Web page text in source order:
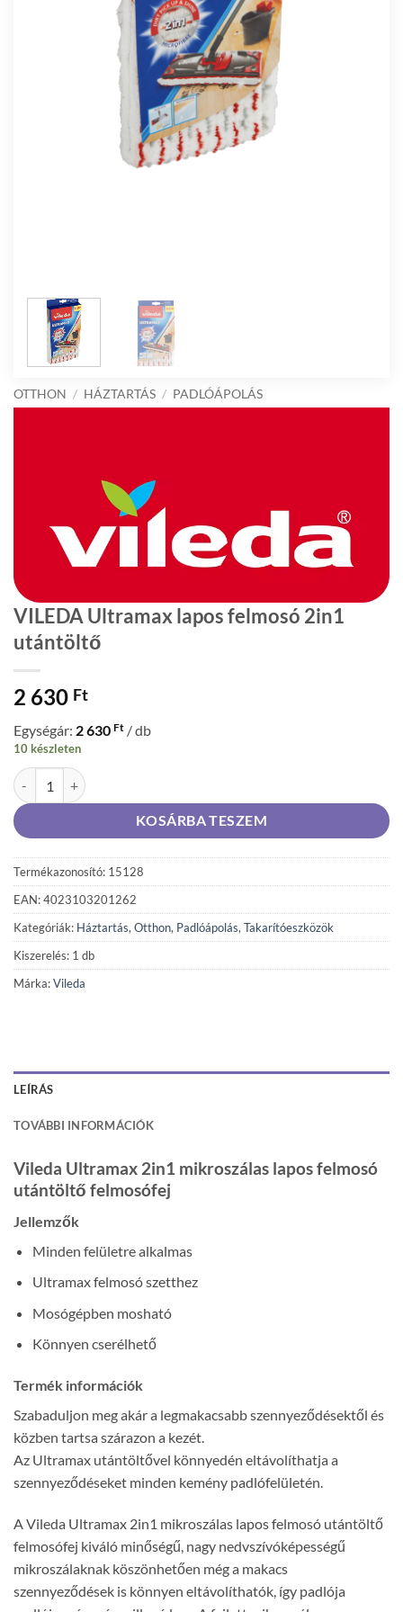
OTTHON / HÁZTARTÁS / PADLÓÁPOLÁS
VILEDA Ultramax lapos felmosó 2in1
utántöltő
2 630 Ft
Egységár: 2 630 Ft / db
10 készleten
VILEDA Ultramax lapos felmosó 2in1 utántöltő mennyiség
KOSÁRBA TESZEM
Termékazonosító: 15128
EAN: 4023103201262
Kategóriák: Háztartás, Otthon, Padlóápolás, Takarítóeszközök
Kiszerelés: 1 db
Márka:Vileda
LEÍRÁS
TOVÁBBI INFORMÁCIÓK
Vileda Ultramax 2in1 mikroszálas lapos felmosó
utántöltő felmosófej
Jellemzők
Minden felületre alkalmas
Ultramax felmosó szetthez
Mosógépben mosható
Könnyen cserélhető
Termék információk
Szabaduljon meg akár a legmakacsabb szennyeződésektől és
közben tartsa szárazon a kezét.
Az Ultramax utántöltővel könnyedén eltávolíthatja a
szennyeződéseket minden kemény padlófelületén.
A Vileda Ultramax 2in1 mikroszálas lapos felmosó utántöltő
felmosófej kiváló minőségű, nagy nedvszívóképességű
mikroszálaknak köszönhetően még a makacs
szennyeződések is könnyen eltávolíthatók, így padlója